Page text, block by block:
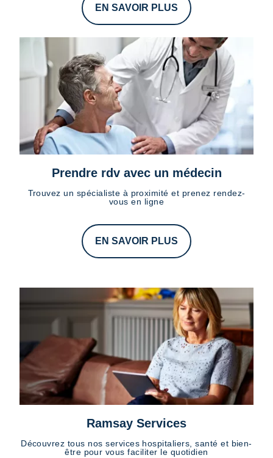
EN SAVOIR PLUS
Prendre rdv avec un médecin
Trouvez un spécialiste à proximité et prenez rendez-
vous en ligne
EN SAVOIR PLUS
Ramsay Services
Découvrez tous nos services hospitaliers, santé et bien-
être pour vous faciliter le quotidien